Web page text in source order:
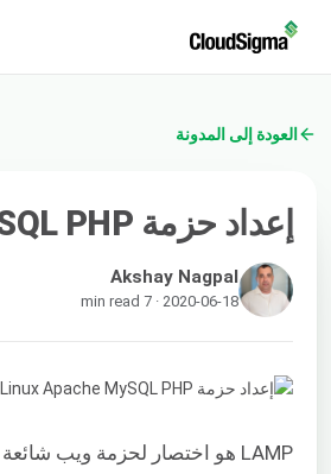
العودة إلى المدونة
إعداد حزمة LAMP – Linux Apache MySQL PHP
Akshay Nagpal
2020-06-18 · 7 min read